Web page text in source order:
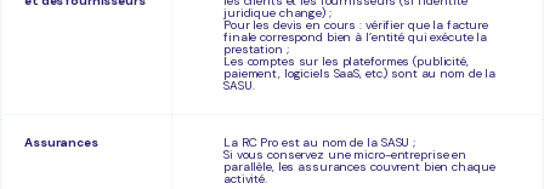
juridique change) ;
Pour les devis en cours : vérifier que la facture
finale correspond bien à l’entité qui exécute la
prestation ;
Les comptes sur les plateformes (publicité,
paiement, logiciels SaaS, etc.) sont au nom de la
SASU.
Assurances La RC Pro est au nom de la SASU ;
Si vous conservez une micro-entreprise en
parallèle, les assurances couvrent bien chaque
activité.